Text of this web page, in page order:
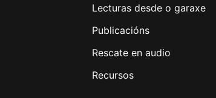
Lecturas desde o garaxe
Publicacións
Rescate en audio
Recursos